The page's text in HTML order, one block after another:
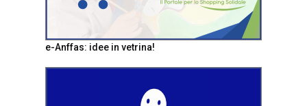
e-Anffas: idee in vetrina!